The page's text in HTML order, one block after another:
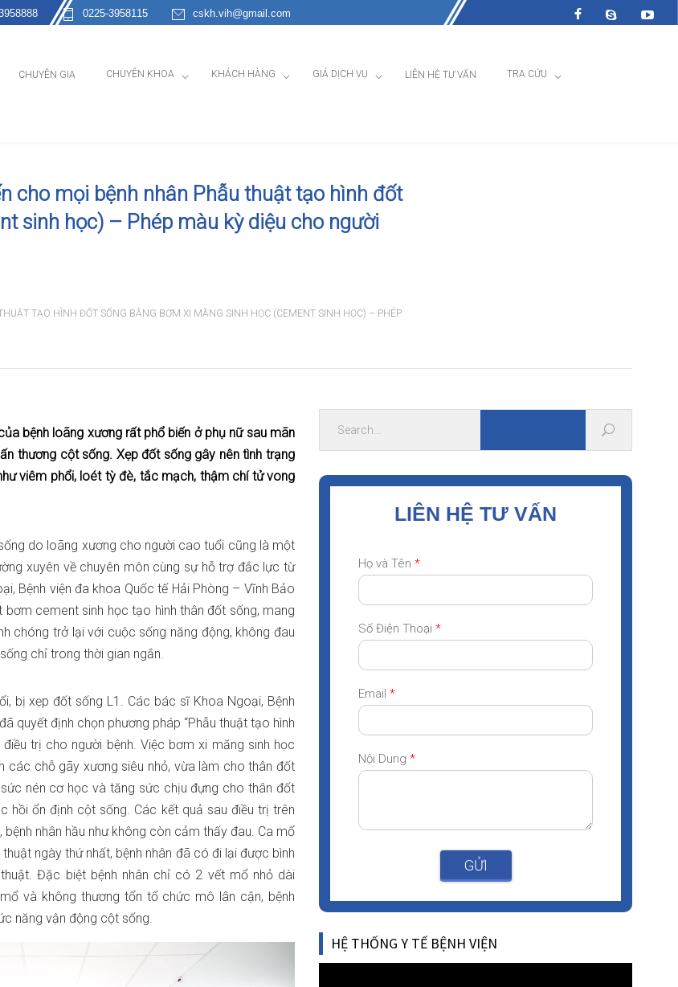
0225-3958115 cskh.vih@gmail.com
CHUYÊN GIA CHUYÊN KHOA KHÁCH HÀNG GIÁ DỊCH VỤ LIÊN HỆ TƯ VẤN TRA CỨU
cho mọi bệnh nhân Phẫu thuật tạo hình đốt
sinh học) – Phép màu kỳ diệu cho người
TẠO HÌNH ĐỐT SỐNG BẰNG BƠM XI MĂNG SINH HỌC (CEMENT SINH HỌC) – PHÉP
bệnh loãng xương rất phổ biến ở phụ nữ sau mãn
thương cột sống. Xẹp đốt sống gây nên tình trạng
viêm phổi, loét tỳ đè, tắc mạch, thậm chí tử vong
do loãng xương cho người cao tuổi cũng là một
xuyên về chuyên môn cùng sự hỗ trợ đắc lực từ
Bệnh viện đa khoa Quốc tế Hải Phòng – Vĩnh Bảo
cement sinh học tạo hình thân đốt sống, mang
chóng trở lại với cuộc sống năng động, không đau
chỉ trong thời gian ngắn.
bị xẹp đốt sống L1. Các bác sĩ Khoa Ngoại, Bệnh
quyết định chọn phương pháp “Phẫu thuật tạo hình
trị cho người bệnh. Việc bơm xi măng sinh học
chỗ gãy xương siêu nhỏ, vừa làm cho thân đốt
nén cơ học và tăng sức chịu đựng cho thân đốt
hồi ổn định cột sống. Các kết quả sau điều trị trên
nhân hầu như không còn cảm thấy đau. Ca mổ
ngày thứ nhất, bệnh nhân đã có đi lại được bình
Đặc biệt bệnh nhân chỉ có 2 vết mổ nhỏ dài
và không thương tổn tổ chức mô lân cận, bệnh
năng vận động cột sống.
LIÊN HỆ TƯ VẤN
Họ và Tên *
Số Điện Thoại *
Email *
Nội Dung *
GỬI
HỆ THỐNG Y TẾ BỆNH VIỆN
Video